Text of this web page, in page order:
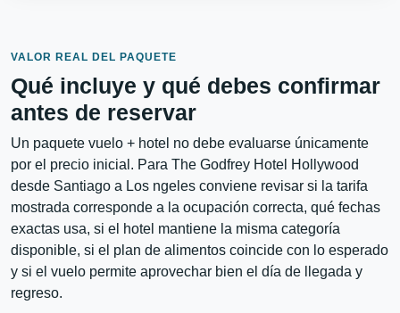
VALOR REAL DEL PAQUETE
Qué incluye y qué debes confirmar
antes de reservar
Un paquete vuelo + hotel no debe evaluarse únicamente
por el precio inicial. Para The Godfrey Hotel Hollywood
desde Santiago a Los ngeles conviene revisar si la tarifa
mostrada corresponde a la ocupación correcta, qué fechas
exactas usa, si el hotel mantiene la misma categoría
disponible, si el plan de alimentos coincide con lo esperado
y si el vuelo permite aprovechar bien el día de llegada y
regreso.